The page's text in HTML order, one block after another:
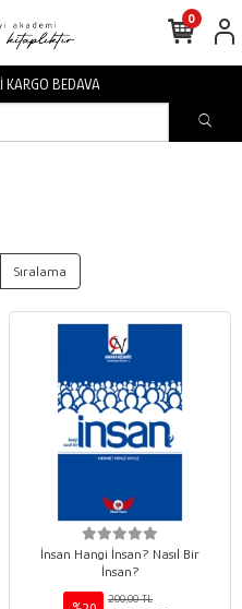
BEDAVA
0
Sıralama
İnsan Hangi İnsan? Nasıl Bir
İnsan?
200,00 TL